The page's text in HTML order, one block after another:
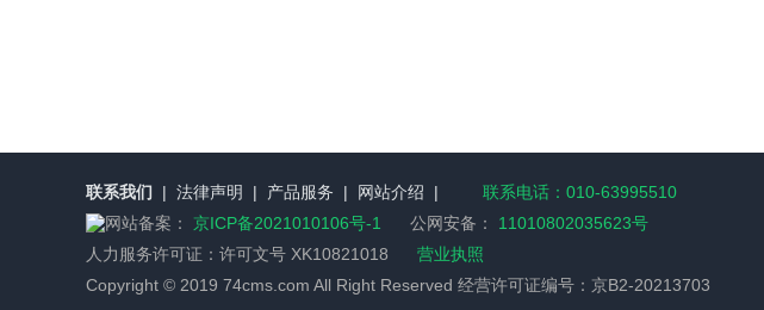
联系我们 | 法律声明 | 产品服务 | 网站介绍 |
联系电话：010-63995510
网站备案： 京ICP备2021010106号-1 公网安备：
11010802035623号
人力服务许可证： 许可文号 XK10821018
营业执照
Copyright © 2019 74cms.com All Right Reserved 经营许可证编号：京B2-20213703